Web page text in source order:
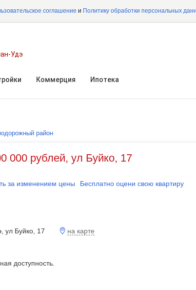
соглашение и Политику обработки персональных
Удэ
Коммерция Ипотека
район
000 рублей, ул Буйко, 17
за изменением цены Бесплатно оцени свою квартиру
ул Буйко, 17
на карте
доступность.